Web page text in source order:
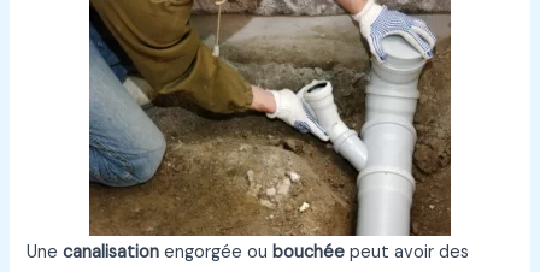
Unecanalisation engorgée oubouchée peut avoir des